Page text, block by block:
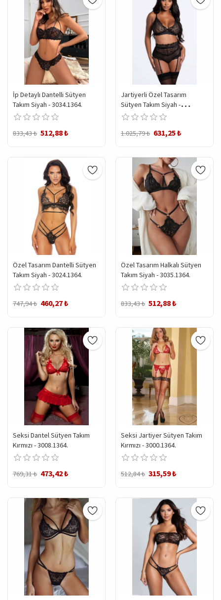
İp Detaylı Dantelli Sütyen
Takım Siyah - 3034.1364.
833,43 ₺ 512,88 ₺
Jartiyerli Özel Tasarım
Sütyen Takım Siyah -
3023.1364.
1.025,79 ₺ 631,25 ₺
Özel Tasarım Dantelli Sütyen
Takım Siyah - 3024.1364.
747,94 ₺ 460,27 ₺
Özel Tasarım Halkalı Sütyen
Takım Siyah - 3035.1364.
833,43 ₺ 512,88 ₺
Seksi Dantel Sütyen Takım
Kırmızı - 3008.1364.
769,31 ₺ 473,42 ₺
Seksi Jartiyer Sütyen Takım
Kırmızı - 3000.1364.
512,84 ₺ 315,59 ₺